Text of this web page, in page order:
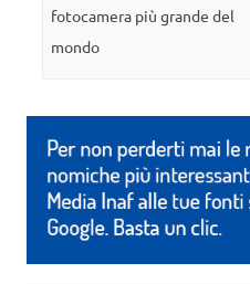
fotocamera più grande del
mondo